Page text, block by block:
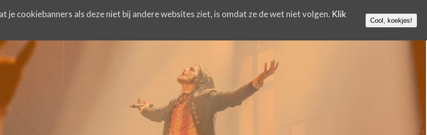
je cookiebanners als deze niet bij andere websites ziet, is omdat ze de wet niet volgen. Klik
Cool, koekjes!